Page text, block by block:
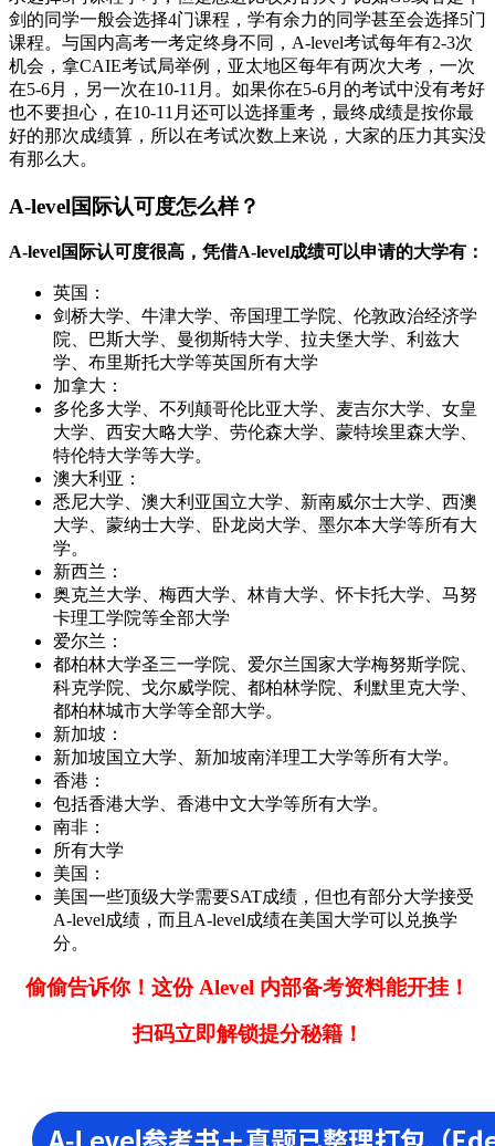
剑的同学一般会选择4门课程，学有余力的同学甚至会选择5门
课程。与国内高考一考定终身不同，A-level考试每年有2-3次
机会，拿CAIE考试局举例，亚太地区每年有两次大考，一次
在5-6月，另一次在10-11月。如果你在5-6月的考试中没有考好
也不要担心，在10-11月还可以选择重考，最终成绩是按你最
好的那次成绩算，所以在考试次数上来说，大家的压力其实没
有那么大。
A-level国际认可度怎么样？
A-level国际认可度很高，凭借A-level成绩可以申请的大学有：
英国：
剑桥大学、牛津大学、帝国理工学院、伦敦政治经济学
院、巴斯大学、曼彻斯特大学、拉夫堡大学、利兹大
学、布里斯托大学等英国所有大学
加拿大：
多伦多大学、不列颠哥伦比亚大学、麦吉尔大学、女皇
大学、西安大略大学、劳伦森大学、蒙特埃里森大学、
特伦特大学等大学。
澳大利亚：
悉尼大学、澳大利亚国立大学、新南威尔士大学、西澳
大学、蒙纳士大学、卧龙岗大学、墨尔本大学等所有大
学。
新西兰：
奥克兰大学、梅西大学、林肯大学、怀卡托大学、马努
卡理工学院等全部大学
爱尔兰：
都柏林大学圣三一学院、爱尔兰国家大学梅努斯学院、
科克学院、戈尔威学院、都柏林学院、利默里克大学、
都柏林城市大学等全部大学。
新加坡：
新加坡国立大学、新加坡南洋理工大学等所有大学。
香港：
包括香港大学、香港中文大学等所有大学。
南非：
所有大学
美国：
美国一些顶级大学需要SAT成绩，但也有部分大学接受
A-level成绩，而且A-level成绩在美国大学可以兑换学
分。
偷偷告诉你！这份 Alevel 内部备考资料能开挂！
扫码立即解锁提分秘籍！